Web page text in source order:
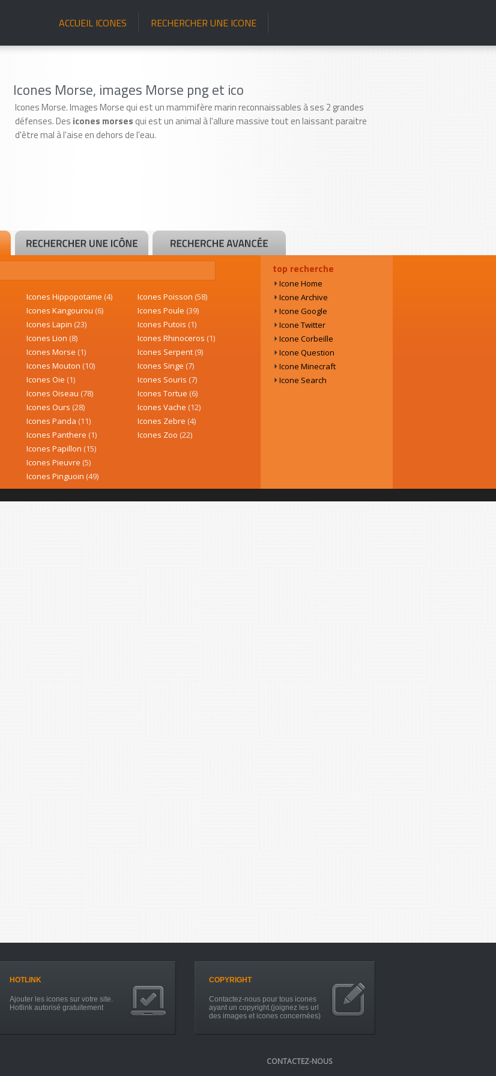
ACCUEIL ICONES RECHERCHER UNE ICONE
Icones Morse, images Morse png et ico
Icones Morse. Images Morse qui est un mammifère marin reconnaissables à ses 2 grandes
défenses. Des icones morses qui est un animal à l'allure massive tout en laissant paraitre
d'être mal à l'aise en dehors de l'eau.
Icones Hippopotame (4)
Icones Kangourou (6)
Icones Lapin (23)
Icones Lion (8)
Icones Morse (1)
Icones Mouton (10)
Icones Oie (1)
Icones Oiseau (78)
Icones Ours (28)
Icones Panda (11)
Icones Panthere (1)
Icones Papillon (15)
Icones Pieuvre (5)
Icones Pinguoin (49)
Icones Poisson (58)
Icones Poule (39)
Icones Putois (1)
Icones Rhinoceros (1)
Icones Serpent (9)
Icones Singe (7)
Icones Souris (7)
Icones Tortue (6)
Icones Vache (12)
Icones Zebre (4)
Icones Zoo (22)
top recherche
Icone Home
Icone Archive
Icone Google
Icone Twitter
Icone Corbeille
Icone Question
Icone Minecraft
Icone Search
HOTLINK
Ajouter les icones sur votre site.
Hotlink autorisé gratuitement
COPYRIGHT
Contactez-nous pour tous icones
ayant un copyright.(joignez les url
des images et icones concernées)
CONTACTEZ-NOUS